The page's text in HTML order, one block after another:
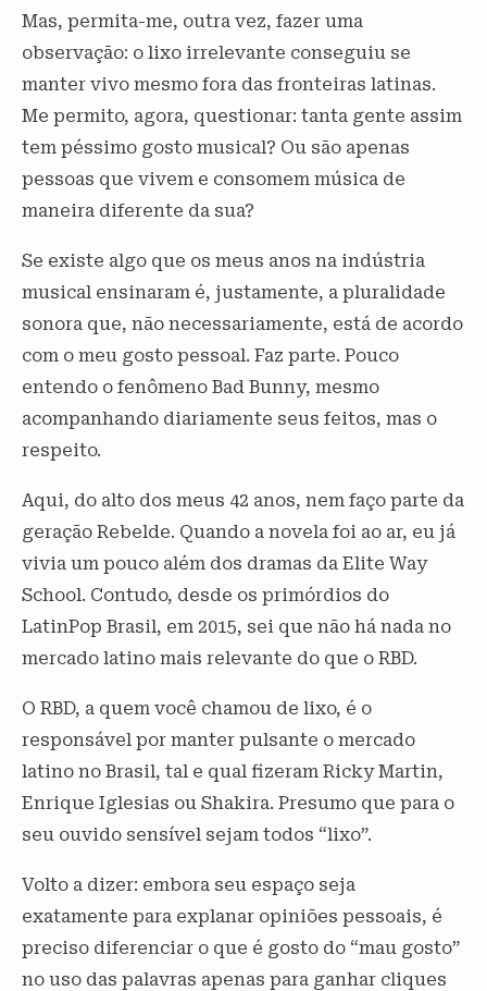
Mas, permita-me, outra vez, fazer uma
observação: o lixo irrelevante conseguiu se
manter vivo mesmo fora das fronteiras latinas.
Me permito, agora, questionar: tanta gente assim
tem péssimo gosto musical? Ou são apenas
pessoas que vivem e consomem música de
maneira diferente da sua?
Se existe algo que os meus anos na indústria
musical ensinaram é, justamente, a pluralidade
sonora que, não necessariamente, está de acordo
com o meu gosto pessoal. Faz parte. Pouco
entendo o fenômeno Bad Bunny, mesmo
acompanhando diariamente seus feitos, mas o
respeito.
Aqui, do alto dos meus 42 anos, nem faço parte da
geração Rebelde. Quando a novela foi ao ar, eu já
vivia um pouco além dos dramas da Elite Way
School. Contudo, desde os primórdios do
LatinPop Brasil, em 2015, sei que não há nada no
mercado latino mais relevante do que o RBD.
O RBD, a quem você chamou de lixo, é o
responsável por manter pulsante o mercado
latino no Brasil, tal e qual fizeram Ricky Martin,
Enrique Iglesias ou Shakira. Presumo que para o
seu ouvido sensível sejam todos “lixo”.
Volto a dizer: embora seu espaço seja
exatamente para explanar opiniões pessoais, é
preciso diferenciar o que é gosto do “mau gosto”
no uso das palavras apenas para ganhar cliques